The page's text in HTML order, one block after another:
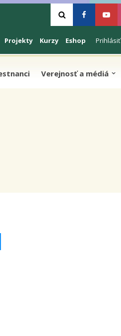
Vyhľadávanie
Facebook
Prihlásiť
Projekty Kurzy Eshop
Verejnosť a médiá